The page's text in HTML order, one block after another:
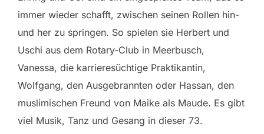
immer wieder schafft, zwischen seinen Rollen hin-
und her zu springen. So spielen sie Herbert und
Uschi aus dem Rotary-Club in Meerbusch,
Vanessa, die karrieresüchtige Praktikantin,
Wolfgang, den Ausgebrannten oder Hassan, den
muslimischen Freund von Maike als Maude. Es gibt
viel Musik, Tanz und Gesang in dieser 73.